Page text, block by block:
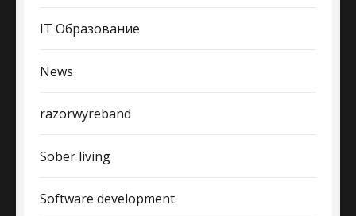
IT Образование
News
razorwyreband
Sober living
Software development